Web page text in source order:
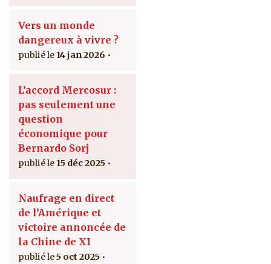
Vers un monde
dangereux à vivre ?
14 jan 2026
L’accord Mercosur :
pas seulement une
question
économique pour
Bernardo Sorj
15 déc 2025
Naufrage en direct
de l’Amérique et
victoire annoncée de
la Chine de XI
5 oct 2025